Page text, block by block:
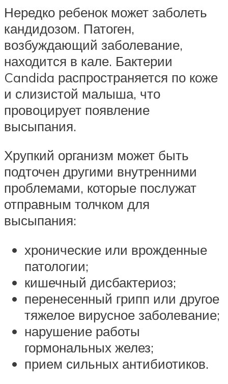
Нередко ребенок может заболеть
кандидозом. Патоген,
возбуждающий заболевание,
находится в кале. Бактерии
Candida распространяется по коже
и слизистой малыша, что
провоцирует появление
высыпания.
Хрупкий организм может быть
подточен другими внутренними
проблемами, которые послужат
отправным толчком для
высыпания:
хронические или врожденные
патологии;
кишечный дисбактериоз;
перенесенный грипп или другое
тяжелое вирусное заболевание;
нарушение работы
гормональных желез;
прием сильных антибиотиков.